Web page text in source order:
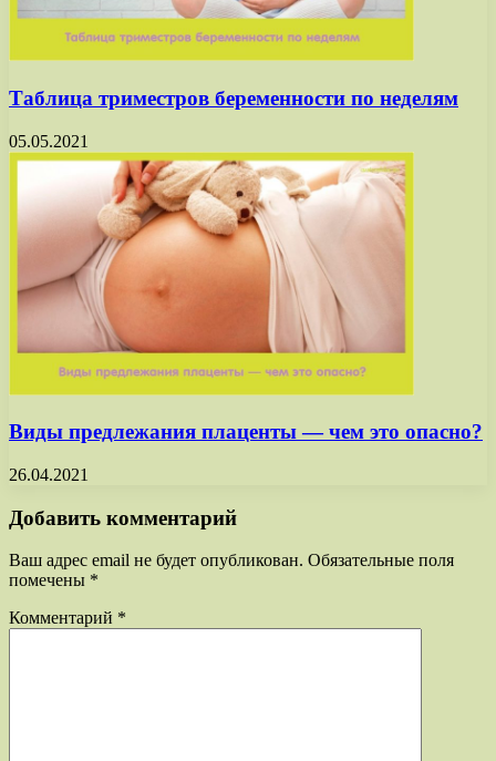
Таблица триместров беременности по неделям
05.05.2021
Виды предлежания плаценты — чем это опасно?
26.04.2021
Добавить комментарий
Ваш адрес email не будет опубликован. Обязательные поля
помечены *
Комментарий *